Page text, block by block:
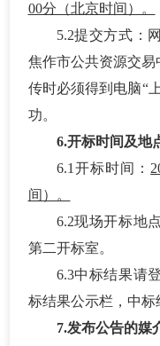
00分（北京时间）。
5.2提交方式：
焦作市公共资源交
传时必须得到电脑“
功。
6.开标时间及地
6.1开标时间：
间）。
6.2现场开标地点
第二开标室。
6.3中标结果请
标结果公示栏，中标
7.发布公告的媒